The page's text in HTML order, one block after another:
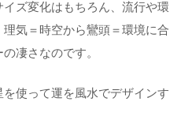
ズ変化はもちろん、流行や環
気＝時空から鸞頭＝環境に合
凄さなのです。
使って運を風水でデザインす